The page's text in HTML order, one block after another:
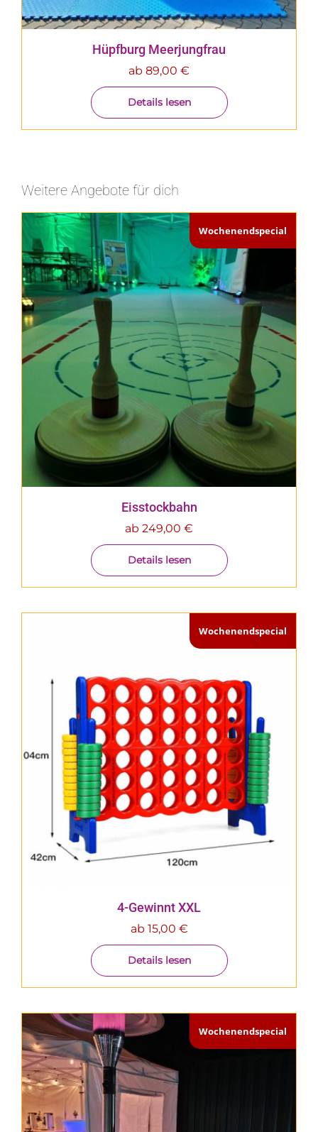
Hüpfburg Meerjungfrau
ab 89,00 €
Details lesen
Weitere Angebote für dich
Wochenendspecial
Eisstockbahn
ab 249,00 €
Details lesen
Wochenendspecial
4-Gewinnt XXL
ab 15,00 €
Details lesen
Wochenendspecial